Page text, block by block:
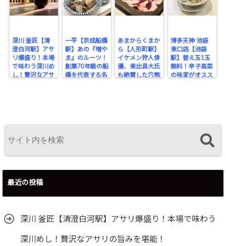
深川 釜匠【清
澄白河駅】アサ
リ爆盛り！本場
で味わう深川め
し！贅沢なアサ
一平【京成船橋
駅】あの『増や
ま』のルーツ！
創業70年級の船
橋を代表する名
あまからくまか
ら【人形町駅】
イケメン狩人俳
優、東出昌大氏
も絶賛した穴熊
博多天神 池袋
東口店【池袋
駅】替え玉1玉
無料！辛子高菜
の味変がオスス
最近の投稿
深川 釜匠【清澄白河駅】アサリ爆盛り！本場で味わう
深川めし！贅沢なアサリの旨みを堪能！